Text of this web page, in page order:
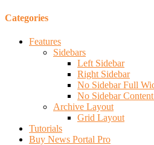
Categories
Features
Sidebars
Left Sidebar
Right Sidebar
No Sidebar Full
No Sidebar
Archive Layout
Grid Layout
Tutorials
Buy News Portal Pro